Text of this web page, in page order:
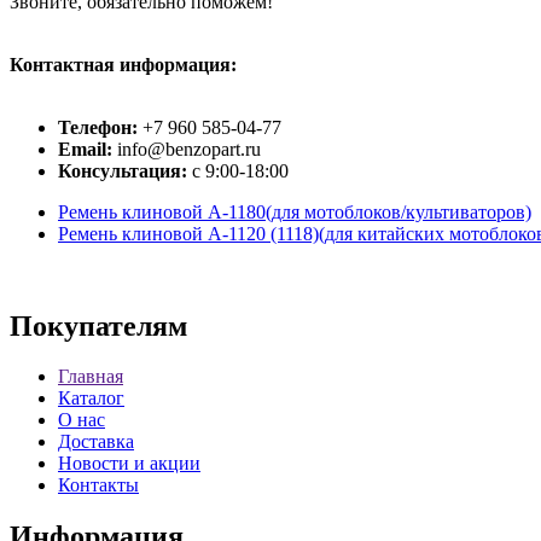
Контактная информация:
Телефон: +7 960 585-04-77
Email: info@benzopart.ru
Консультация: с 9:00-18:00
Ремень клиновой А-1180(для мотоблоков/культиваторов)
Ремень клиновой А-1120 (1118)(для китайских
Покупателям
Главная
Каталог
О нас
Доставка
Новости и акции
Контакты